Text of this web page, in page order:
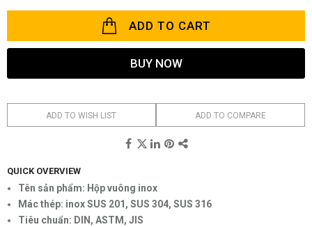
ADD TO CART
BUY NOW
ADD TO WISH LIST ADD TO COMPARE
QUICK OVERVIEW
Tên sản phẩm: Hộp vuông inox
Mác thép: inox SUS 201, SUS 304, SUS 316
Tiêu chuẩn: DIN, ASTM, JIS